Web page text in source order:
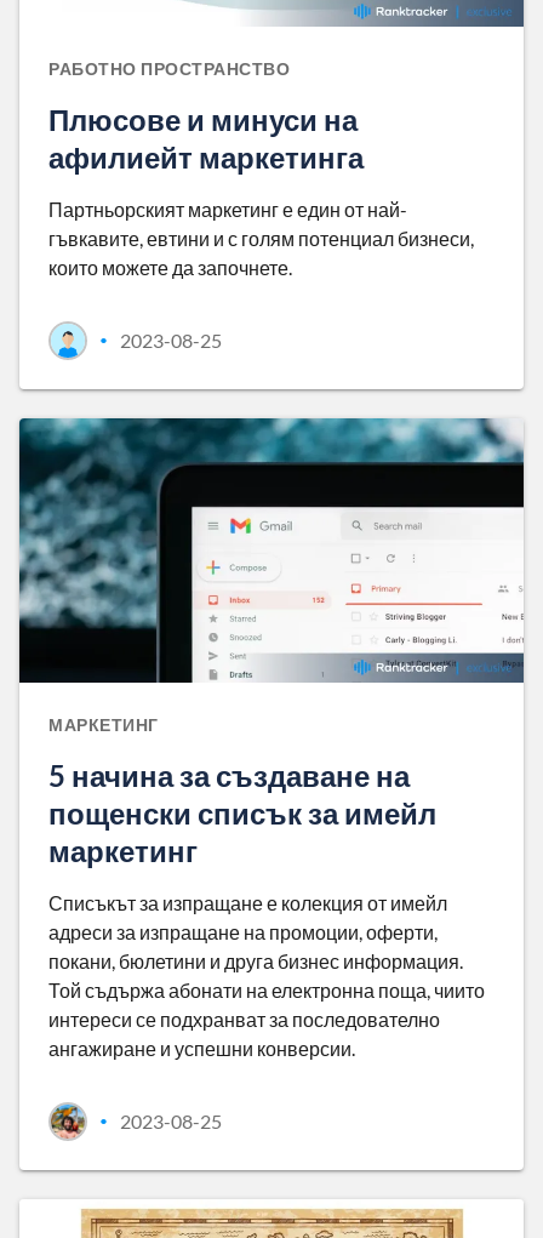
РАБОТНО ПРОСТРАНСТВО
Плюсове и минуси на
афилиейт маркетинга
Партньорският маркетинг е един от най-
гъвкавите, евтини и с голям потенциал бизнеси,
които можете да започнете.
• 2023-08-25
МАРКЕТИНГ
5 начина за създаване на
пощенски списък за имейл
маркетинг
Списъкът за изпращане е колекция от имейл
адреси за изпращане на промоции, оферти,
покани, бюлетини и друга бизнес информация.
Той съдържа абонати на електронна поща, чиито
интереси се подхранват за последователно
ангажиране и успешни конверсии.
• 2023-08-25